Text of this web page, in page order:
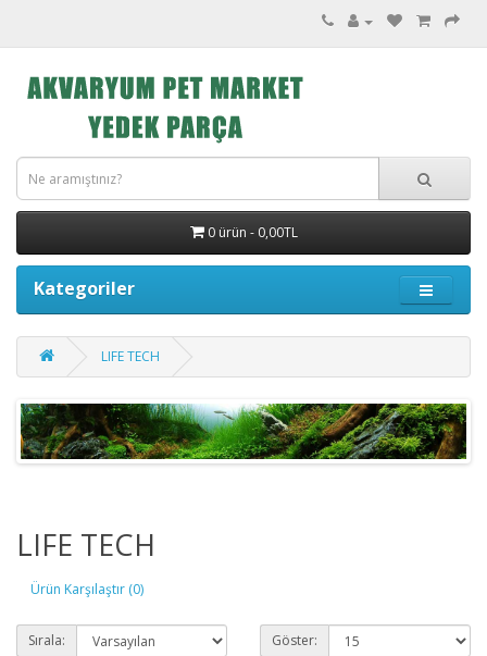
0 ürün - 0,00TL
Kategoriler
LIFE TECH
LIFE TECH
Ürün Karşılaştır (0)
Sırala: Göster: